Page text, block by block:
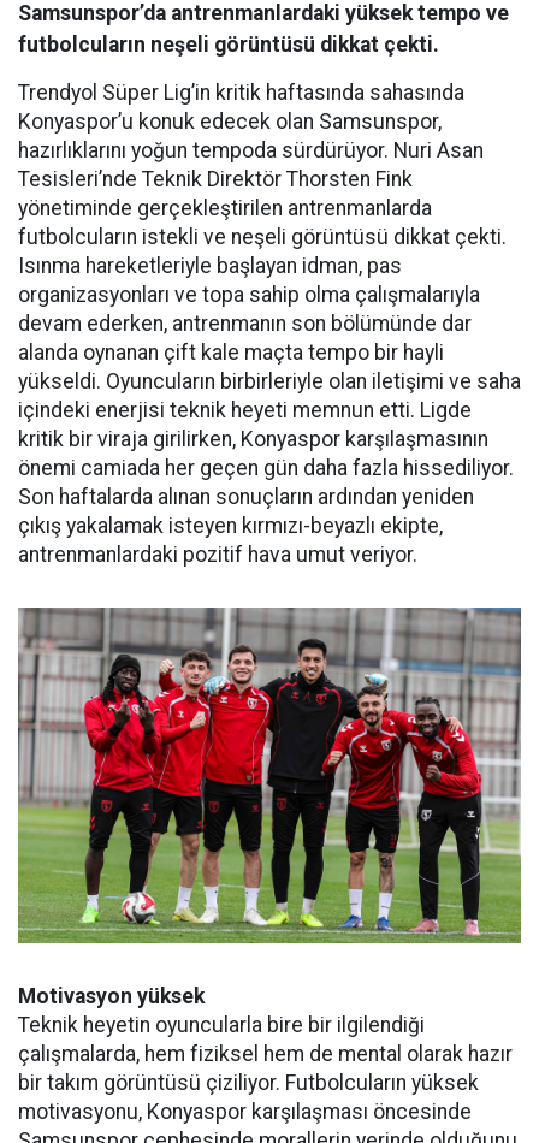
Samsunspor’da antrenmanlardaki yüksek tempo ve
futbolcuların neşeli görüntüsü dikkat çekti.
Trendyol Süper Lig’in kritik haftasında sahasında
Konyaspor’u konuk edecek olan Samsunspor,
hazırlıklarını yoğun tempoda sürdürüyor. Nuri Asan
Tesisleri’nde Teknik Direktör Thorsten Fink
yönetiminde gerçekleştirilen antrenmanlarda
futbolcuların istekli ve neşeli görüntüsü dikkat çekti.
Isınma hareketleriyle başlayan idman, pas
organizasyonları ve topa sahip olma çalışmalarıyla
devam ederken, antrenmanın son bölümünde dar
alanda oynanan çift kale maçta tempo bir hayli
yükseldi. Oyuncuların birbirleriyle olan iletişimi ve saha
içindeki enerjisi teknik heyeti memnun etti. Ligde
kritik bir viraja girilirken, Konyaspor karşılaşmasının
önemi camiada her geçen gün daha fazla hissediliyor.
Son haftalarda alınan sonuçların ardından yeniden
çıkış yakalamak isteyen kırmızı-beyazlı ekipte,
antrenmanlardaki pozitif hava umut veriyor.
Motivasyon yüksek
Teknik heyetin oyuncularla bire bir ilgilendiği
çalışmalarda, hem fiziksel hem de mental olarak hazır
bir takım görüntüsü çiziliyor. Futbolcuların yüksek
motivasyonu, Konyaspor karşılaşması öncesinde